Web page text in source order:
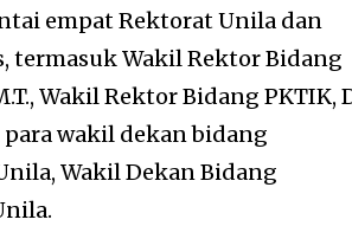
empat Rektorat Unila dan
termasuk Wakil Rektor Bidang
Wakil Rektor Bidang PKTIK,
para wakil dekan bidang
Wakil Dekan Bidang